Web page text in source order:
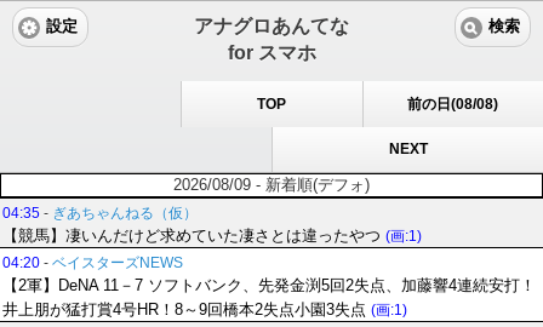
アナグロあんてな
for スマホ
設定 検索
TOP 前の日(08/08)
NEXT
2026/08/09 - 新着順(デフォ)
04:35 - ぎあちゃんねる（仮）
【競馬】凄いんだけど求めていた凄さとは違ったやつ (画:1)
04:20 - ベイスターズNEWS
【2軍】DeNA 11－7 ソフトバンク、先発金渕5回2失点、加藤響4連続安打！
井上朋が猛打賞4号HR！8～9回橋本2失点小園3失点 (画:1)